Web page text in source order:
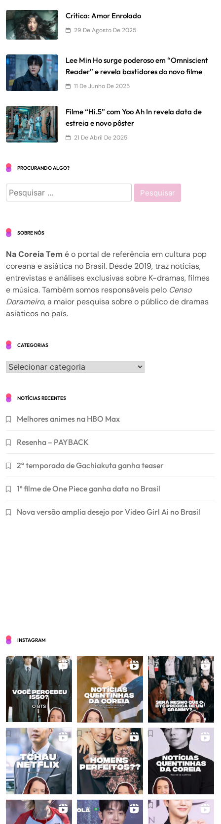
Crítica: Amor Enrolado
29 De Agosto De 2025
Lee Min Ho surge poderoso em “Omniscient
Reader” e revela bastidores do novo filme
11 De Junho De 2025
Filme “Hi.5” com Yoo Ah In revela data de
estreia e novo pôster
21 De Abril De 2025
PROCURANDO ALGO?
Pesquisar
por:
SOBRE NÓS
Na Coreia Tem é o portal de referência em cultura pop
coreana e asiática no Brasil. Desde 2019, traz notícias,
entrevistas e análises exclusivas sobre K-dramas, filmes
e música. Também somos responsáveis pelo Censo
Dorameiro, a maior pesquisa sobre o público de dramas
asiáticos no país.
CATEGORIAS
Categorias
NOTÍCIAS RECENTES
Melhores animes na HBO Max
Resenha – PAYBACK
2ª temporada de Gachiakuta ganha teaser
1º filme de One Piece ganha data no Brasil
Nova versão amplia desejo por Video Girl Ai no Brasil
INSTAGRAM